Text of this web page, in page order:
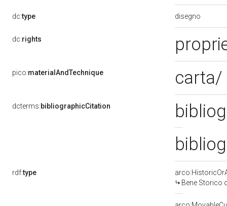
dc:type disegno
dc:rights
pico:materialAndTechnique
dcterms:bibliographicCitation
rdf:type
Bene Storico